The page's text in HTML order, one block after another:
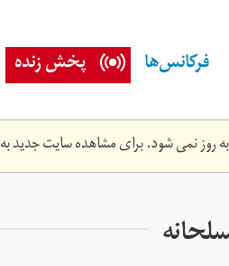
فرکانس‌ها پخش زنده
روز نمی شود. برای مشاهده سایت جدید به